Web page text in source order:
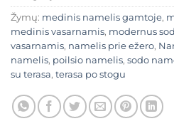
Žymų: medinis namelis gamtoje,
medinis vasarnamis, modernus
vasarnamis, namelis prie ežero,
namelis, poilsio namelis, sodo
su terasa, terasa po stogu